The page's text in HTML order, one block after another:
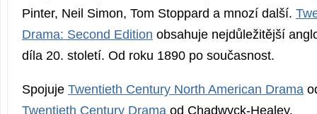
Pinter, Neil Simon, Tom Stoppard a mnozí další.
Drama: Second Edition obsahuje nejdůležitější
díla 20. století. Od roku 1890 po současnost.
Spojuje Twentieth Century North American Drama
Twentieth Century Drama od Chadwyck-Healey.